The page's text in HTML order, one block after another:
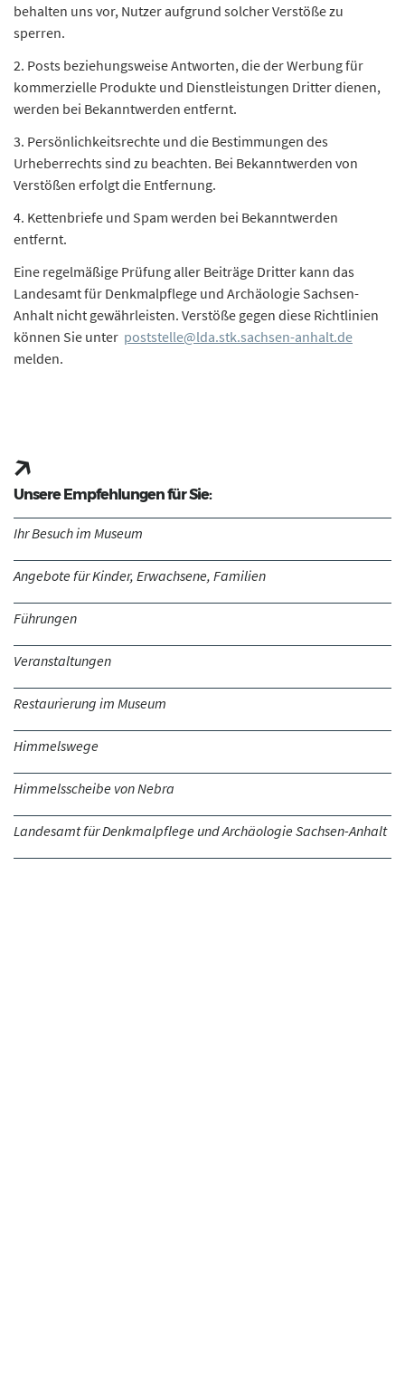
behalten uns vor, Nutzer aufgrund solcher Verstöße zu
sperren.
2. Posts beziehungsweise Antworten, die der Werbung für
kommerzielle Produkte und Dienstleistungen Dritter dienen,
werden bei Bekanntwerden entfernt.
3. Persönlichkeitsrechte und die Bestimmungen des
Urheberrechts sind zu beachten. Bei Bekanntwerden von
Verstößen erfolgt die Entfernung.
4. Kettenbriefe und Spam werden bei Bekanntwerden
entfernt.
Eine regelmäßige Prüfung aller Beiträge Dritter kann das
Landesamt für Denkmalpflege und Archäologie Sachsen-
Anhalt nicht gewährleisten. Verstöße gegen diese Richtlinien
können Sie unter poststelle@lda.stk.sachsen-anhalt.de
melden.
Unsere Empfehlungen für Sie:
Ihr Besuch im Museum
Angebote für Kinder, Erwachsene, Familien
Führungen
Veranstaltungen
Restaurierung im Museum
Himmelswege
Himmelsscheibe von Nebra
Landesamt für Denkmalpflege und Archäologie Sachsen-Anhalt